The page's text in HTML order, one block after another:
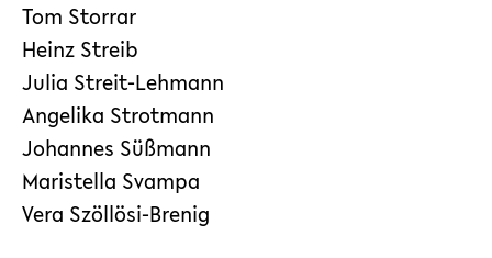
Tom Storrar
Heinz Streib
Julia Streit-Lehmann
Angelika Strotmann
Johannes Süßmann
Maristella Svampa
Vera Szöllösi-Brenig